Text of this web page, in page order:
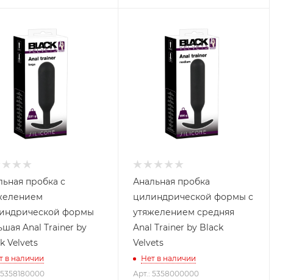
пробка с
формы
Anal Trainer by
Velvets
в наличии
Анальная пробка
цилиндрической формы с
утяжелением средняя
Anal Trainer by Black
Velvets
Нет в наличии
Арт.: 5358000000